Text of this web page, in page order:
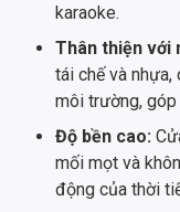
karaoke.
Thân thiện với
tái chế và
môi trường, góp
Độ bền cao:
mối mọt và
động của thời